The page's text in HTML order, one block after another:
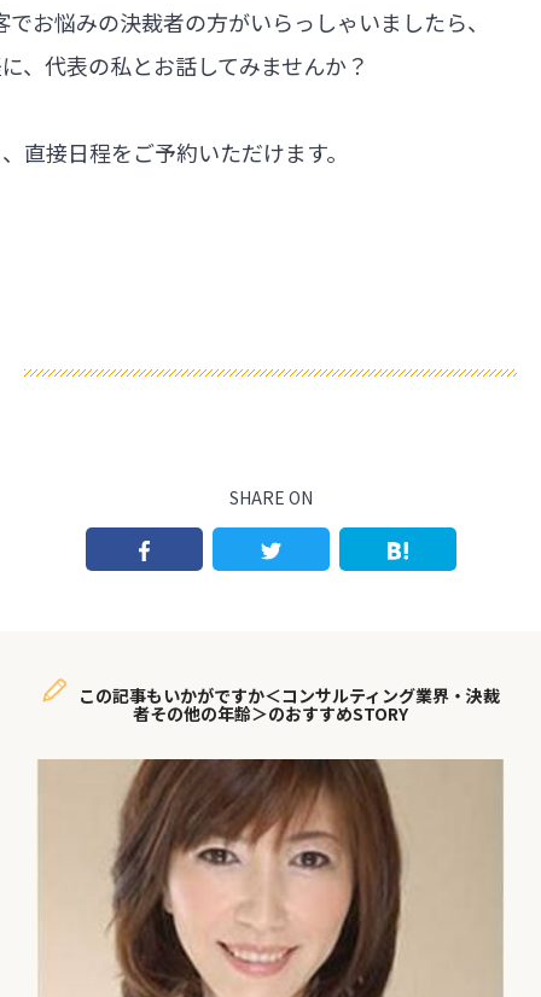
お悩みの決裁者の方がいらっしゃいましたら、
、代表の私とお話してみませんか？
直接日程をご予約いただけます。
SHARE ON
この記事もいかがですか＜コンサルティング業界・決裁
者その他の年齢＞のおすすめSTORY